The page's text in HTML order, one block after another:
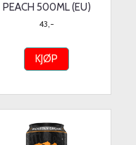
PEACH 500ML (EU)
43,-
KJØP